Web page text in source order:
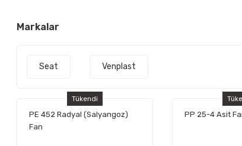
Markalar
Seat Venplast
Tükendi
PE 452 Radyal (Salyangoz)
Fan
PP 25-4 Asit